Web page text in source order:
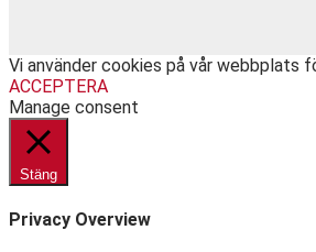
Vi använder cookies på vår webbplats
ACCEPTERA
Manage consent
Stäng
Privacy Overview